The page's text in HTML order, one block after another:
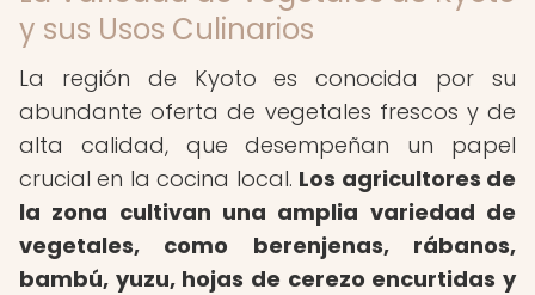
y sus Usos Culinarios
La región de Kyoto es conocida por su
abundante oferta de vegetales frescos y de
alta calidad, que desempeñan un papel
crucial en la cocina local. Los agricultores de
la zona cultivan una amplia variedad de
vegetales, como berenjenas, rábanos,
bambú, yuzu, hojas de cerezo encurtidas y